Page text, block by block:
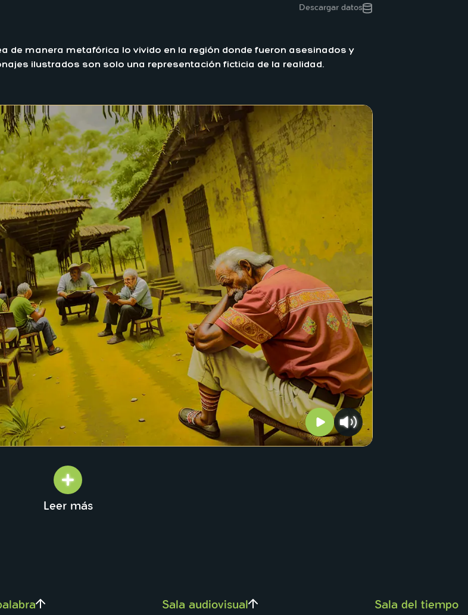
Política
Descargar datos
de manera metafórica lo vivido en la región donde fueron asesinados y
ilustrados son solo una representación ficticia de la realidad.
Leer más
Sala audiovisual Sala del tiempo